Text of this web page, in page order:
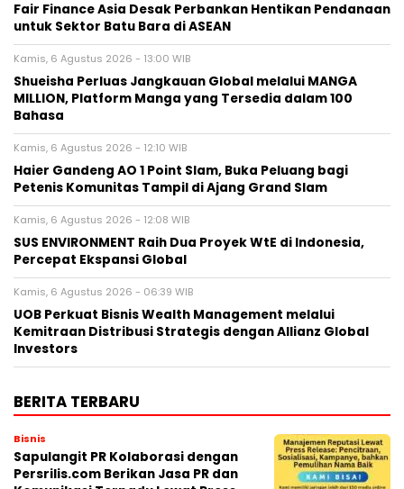
Fair Finance Asia Desak Perbankan Hentikan Pendanaan
untuk Sektor Batu Bara di ASEAN
Kamis, 6 Agustus 2026 - 13:00 WIB
Shueisha Perluas Jangkauan Global melalui MANGA
MILLION, Platform Manga yang Tersedia dalam 100
Bahasa
Kamis, 6 Agustus 2026 - 12:10 WIB
Haier Gandeng AO 1 Point Slam, Buka Peluang bagi
Petenis Komunitas Tampil di Ajang Grand Slam
Kamis, 6 Agustus 2026 - 12:08 WIB
SUS ENVIRONMENT Raih Dua Proyek WtE di Indonesia,
Percepat Ekspansi Global
Kamis, 6 Agustus 2026 - 06:39 WIB
UOB Perkuat Bisnis Wealth Management melalui
Kemitraan Distribusi Strategis dengan Allianz Global
Investors
BERITA TERBARU
Bisnis
Sapulangit PR Kolaborasi dengan
Persrilis.com Berikan Jasa PR dan